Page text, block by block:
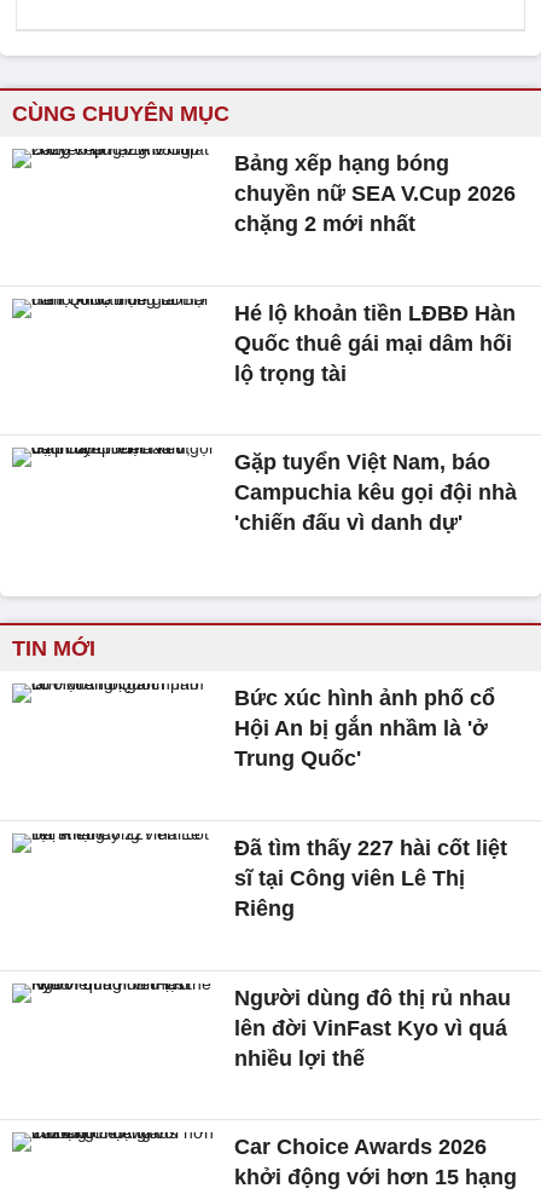
CÙNG CHUYÊN MỤC
Bảng xếp hạng bóng
chuyền nữ SEA V.Cup 2026
chặng 2 mới nhất
Hé lộ khoản tiền LĐBĐ Hàn
Quốc thuê gái mại dâm hối
lộ trọng tài
Gặp tuyển Việt Nam, báo
Campuchia kêu gọi đội nhà
'chiến đấu vì danh dự'
TIN MỚI
Bức xúc hình ảnh phố cổ
Hội An bị gắn nhầm là 'ở
Trung Quốc'
Đã tìm thấy 227 hài cốt liệt
sĩ tại Công viên Lê Thị
Riêng
Người dùng đô thị rủ nhau
lên đời VinFast Kyo vì quá
nhiều lợi thế
Car Choice Awards 2026
khởi động với hơn 15 hạng